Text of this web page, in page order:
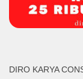
DIRO KARYA